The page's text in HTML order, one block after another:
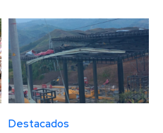
Destacados